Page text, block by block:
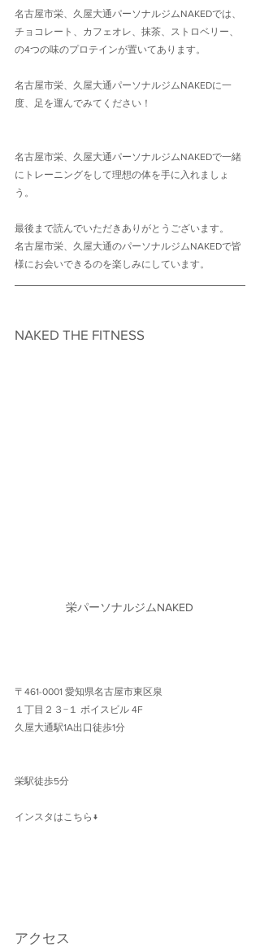
名古屋市栄、久屋大通パーソナルジムNAKEDでは、
チョコレート、カフェオレ、抹茶、ストロベリー、
の4つの味のプロテインが置いてあります。
名古屋市栄、久屋大通パーソナルジムNAKEDに一
度、足を運んでみてください！
名古屋市栄、久屋大通パーソナルジムNAKEDで一緒
にトレーニングをして理想の体を手に入れましょ
う。
最後まで読んでいただきありがとうございます。
名古屋市栄、久屋大通のパーソナルジムNAKEDで皆
様にお会いできるのを楽しみにしています。
NAKED THE FITNESS
栄パーソナルジムNAKED
〒461-0001 愛知県名古屋市東区泉
１丁目２３−１ ボイスビル 4F
久屋大通駅1A出口徒歩1分
栄駅徒歩5分
インスタはこちら↓
アクセス